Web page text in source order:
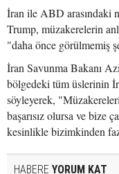
İran ile ABD arasındaki
Trump, müzakerelerin
"daha önce görülmemiş
İran Savunma Bakanı
bölgedeki tüm üslerinin
söyleyerek,
başarısız olursa ve bize
kesinlikle bizimkinden
HABERE YORUM KAT